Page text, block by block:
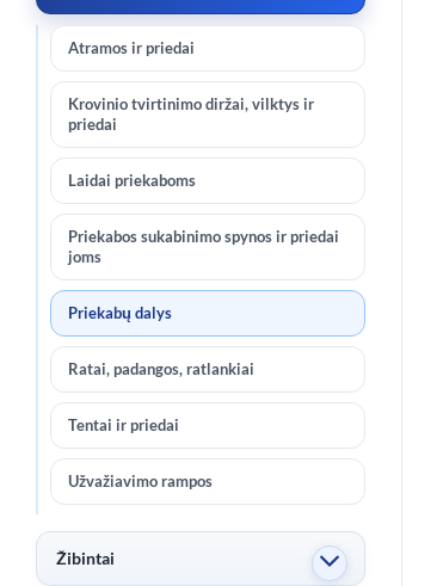
Atramos ir priedai
Krovinio tvirtinimo diržai, vilktys ir
priedai
Laidai priekaboms
Priekabos sukabinimo spynos ir priedai
joms
Priekabų dalys
Ratai, padangos, ratlankiai
Tentai ir priedai
Užvažiavimo rampos
Žibintai